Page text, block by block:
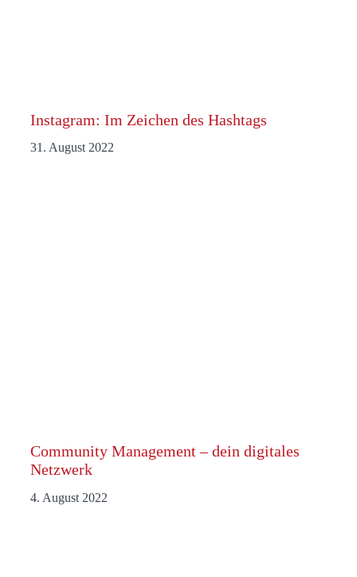
Instagram: Im Zeichen des Hashtags
31. August 2022
Community Management – dein digitales
Netzwerk
4. August 2022